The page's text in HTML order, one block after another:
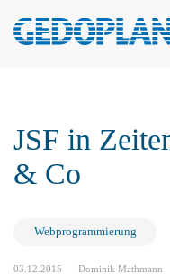
JSF in
& Co
Webprogrammierung
03.12.2015 Dominik Mathmann